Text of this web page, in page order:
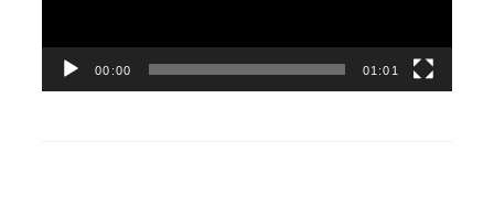
00:00 01:01